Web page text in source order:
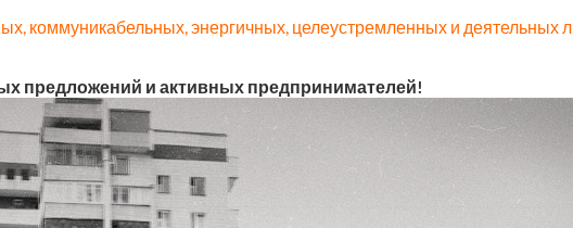
коммуникабельных, энергичных, целеустремленных и
предложений и активных предпринимателей!